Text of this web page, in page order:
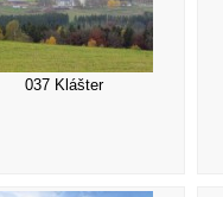
037 Klášter